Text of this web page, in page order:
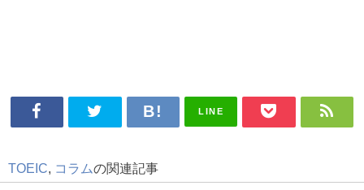
LINE
TOEIC コラムの関連記事